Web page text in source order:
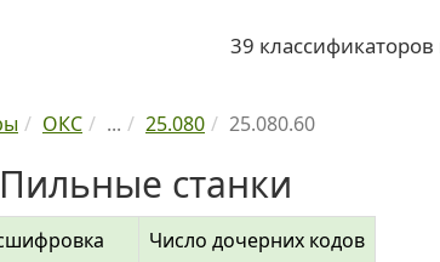
39
ОКС ... 25.080 25.080.60
станки
Число дочерних кодов